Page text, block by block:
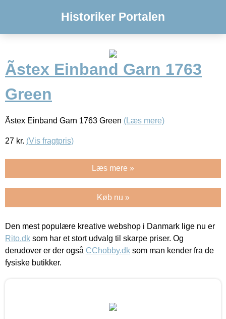
Historiker Portalen
Ãstex Einband Garn 1763
Green
Ãstex Einband Garn 1763 Green (Læs mere)
27 kr. (Vis fragtpris)
Læs mere »
Køb nu »
Den mest populære kreative webshop i Danmark lige nu er
Rito.dk som har et stort udvalg til skarpe priser. Og
derudover er der også CChobby.dk som man kender fra de
fysiske butikker.